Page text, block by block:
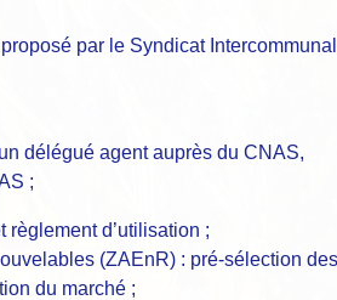
par le Syndicat
délégué agent auprès du CNAS,
;
d’utilisation ;
(ZAEnR) : pré-sélection
du marché ;